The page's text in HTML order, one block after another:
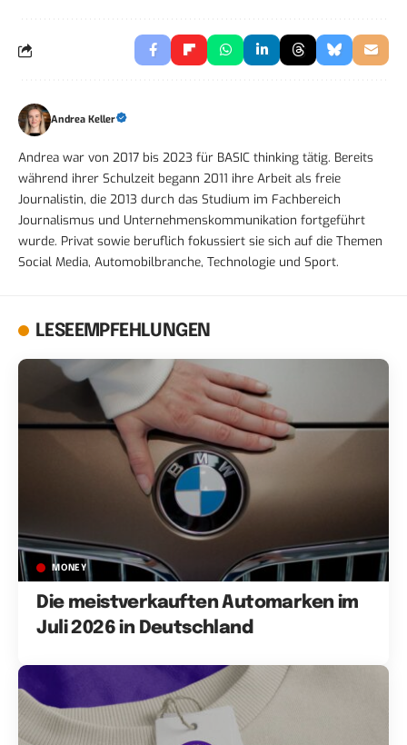
Andrea Keller
Andrea war von 2017 bis 2023 für BASIC thinking tätig. Bereits
während ihrer Schulzeit begann 2011 ihre Arbeit als freie
Journalistin, die 2013 durch das Studium im Fachbereich
Journalismus und Unternehmenskommunikation fortgeführt
wurde. Privat sowie beruflich fokussiert sie sich auf die Themen
Social Media, Automobilbranche, Technologie und Sport.
LESEEMPFEHLUNGEN
MONEY
Die meistverkauften Automarken im
Juli 2026 in Deutschland